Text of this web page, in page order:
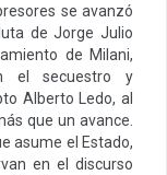
se avanzó
de Jorge Julio
de Milani,
el secuestro y
Alberto Ledo, al
que un avance.
asume el Estado,
en el discurso